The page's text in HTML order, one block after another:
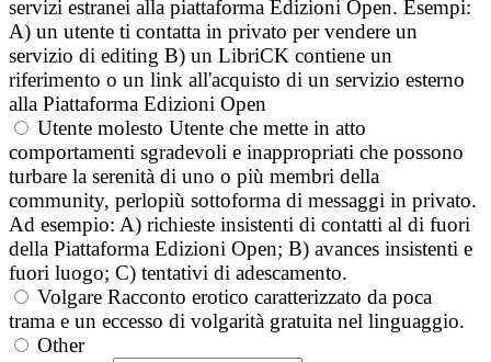
servizi estranei alla piattaforma Edizioni Open. Esempi:
A) un utente ti contatta in privato per vendere un
servizio di editing B) un LibriCK contiene un
riferimento o un link all'acquisto di un servizio esterno
alla Piattaforma Edizioni Open
Utente molesto Utente che mette in atto
comportamenti sgradevoli e inappropriati che possono
turbare la serenità di uno o più membri della
community, perlopiù sottoforma di messaggi in privato.
Ad esempio: A) richieste insistenti di contatti al di fuori
della Piattaforma Edizioni Open; B) avances insistenti e
fuori luogo; C) tentativi di adescamento.
Volgare Racconto erotico caratterizzato da poca
trama e un eccesso di volgarità gratuita nel linguaggio.
Other